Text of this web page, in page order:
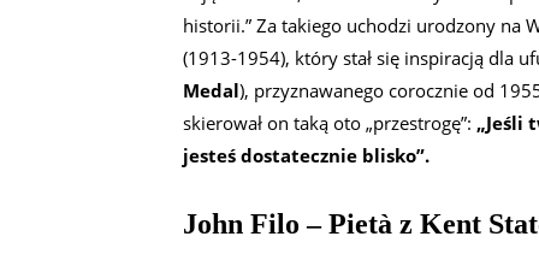
historii.” Za takiego uchodzi urodzony na
(1913-1954), który stał się inspiracją dla
Medal), przyznawanego corocznie od
skierował on taką oto „przestrogę”: „Jeśli
jesteś dostatecznie blisko”.
John Filo – Pietà z Kent